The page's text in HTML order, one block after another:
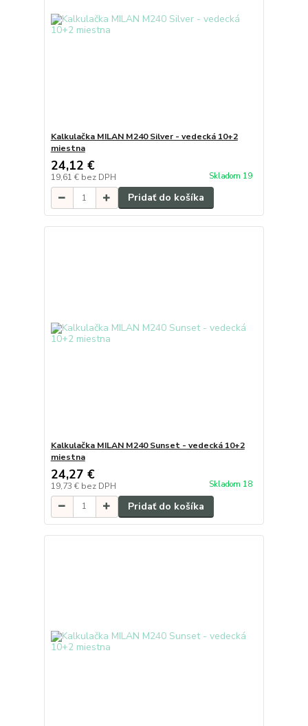
Kalkulačka MILAN M240 Silver - vedecká 10+2
miestna
24,12 €
19,61 € bez DPH Skladom 19
Pridať do košíka
Kalkulačka MILAN M240 Sunset - vedecká 10+2
miestna
24,27 €
19,73 € bez DPH Skladom 18
Pridať do košíka